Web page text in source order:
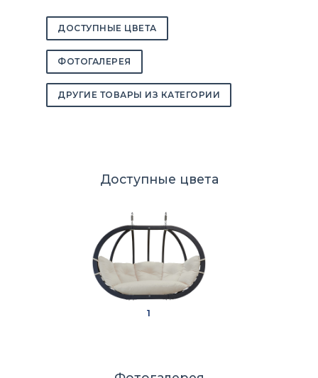
ДОСТУПНЫЕ ЦВЕТА
ФОТОГАЛЕРЕЯ
ДРУГИЕ ТОВАРЫ ИЗ КАТЕГОРИИ
Доступные цвета
1